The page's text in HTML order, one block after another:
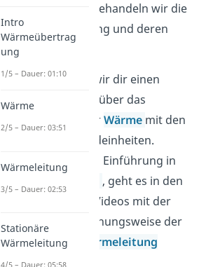
In dieser Playlist behandeln wir die
Wärmeübertragung und deren
Mechanismen.
Als erstes geben wir dir einen
groben Überblick über das
Themengebiet derWärme mit den
wichtigsten Grundeinheiten.
Nach einer kurzen Einführung in
, geht es in den
nächsten beiden Videos mit der
stationären
beziehungsweise der
instationären Wärmeleitung
weiter.
Intro
Wärmeübertrag
ung
1/5 – Dauer: 01:10
Wärme
2/5 – Dauer: 03:51
Wärmeleitung
3/5 – Dauer: 02:53
Stationäre
Wärmeleitung
4/5 – Dauer: 05:58